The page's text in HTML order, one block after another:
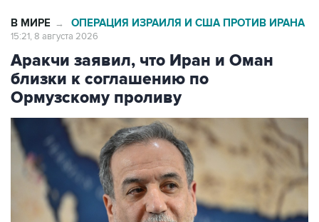
В МИРЕ → ОПЕРАЦИЯ ИЗРАИЛЯ И США ПРОТИВ ИРАНА
15:21, 8 августа 2026
Аракчи заявил, что Иран и Оман
близки к соглашению по
Ормузскому проливу